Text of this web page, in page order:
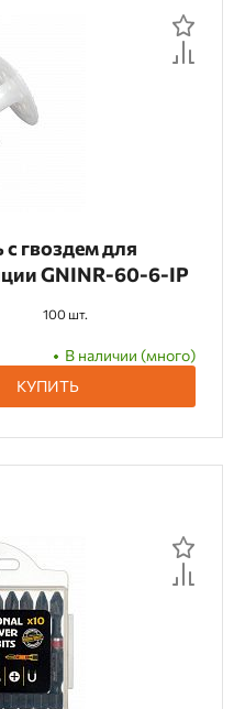
гвоздем для
GNINR-60-6-IP
100 шт.
В наличии (много)
КУПИТЬ